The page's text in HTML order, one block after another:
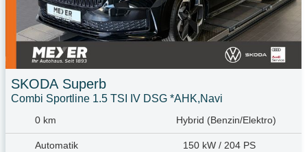
SKODA Superb
Combi Sportline 1.5 TSI IV DSG *AHK,Navi
0 km Hybrid (Benzin/Elektro)
Automatik 150 kW / 204 PS